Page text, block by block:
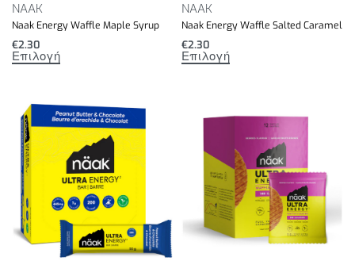
NAAK
Naak Energy Waffle Maple Syrup
€2.30
Επιλογή
NAAK
Naak Energy Waffle Salted Caramel
€2.30
Επιλογή